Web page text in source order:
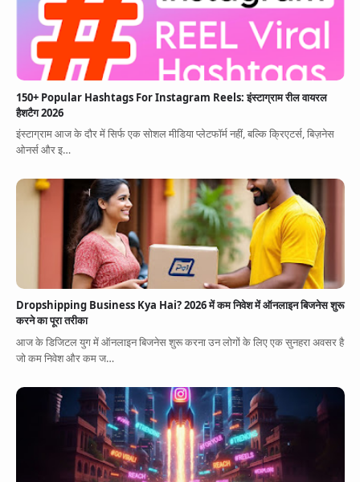
150+ Popular Hashtags For Instagram Reels: इंस्टाग्राम रील वायरल
हैशटैग 2026
इंस्टाग्राम आज के दौर में सिर्फ एक सोशल मीडिया प्लेटफॉर्म नहीं, बल्कि क्रिएटर्स, बिज़नेस
ओनर्स और इ…
Dropshipping Business Kya Hai? 2026 में कम निवेश में ऑनलाइन बिजनेस शुरू
करने का पूरा तरीका
आज के डिजिटल युग में ऑनलाइन बिजनेस शुरू करना उन लोगों के लिए एक सुनहरा अवसर है
जो कम निवेश और कम ज…